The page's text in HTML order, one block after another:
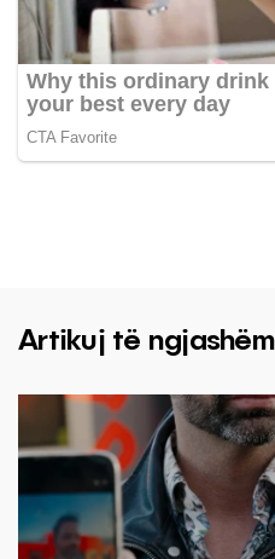
Artikuj të ngjashëm